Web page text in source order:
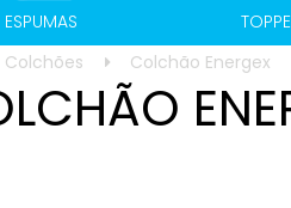
ESPUMAS
Colchões Colchão Energex